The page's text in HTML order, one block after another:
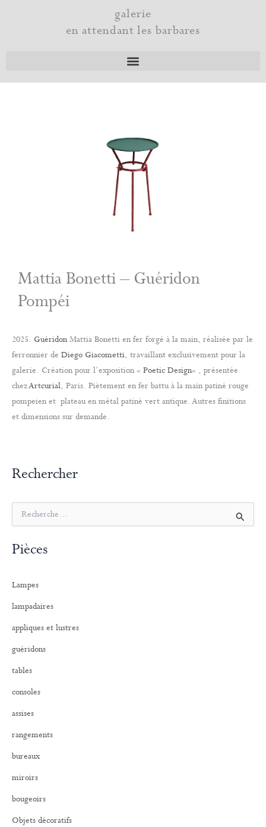
galerie
en attendant les barbares
Mattia Bonetti – Guéridon
Pompéi
2025. Guéridon Mattia Bonetti en fer forgé à la main, réalisée par le
ferronnier de Diego Giacometti, travaillant exclusivement pour la
galerie. Création pour l’exposition « Poetic Design« , présentée
chezArtcurial, Paris. Piètement en fer battu à la main patiné rouge
pompeien et plateau en métal patiné vert antique. Autres finitions
et dimensions sur demande.
Rechercher
e
h
c
e
:
Pièces
Lampes
lampadaires
appliques et lustres
guéridons
tables
consoles
assises
rangements
bureaux
miroirs
bougeoirs
Objets décoratifs